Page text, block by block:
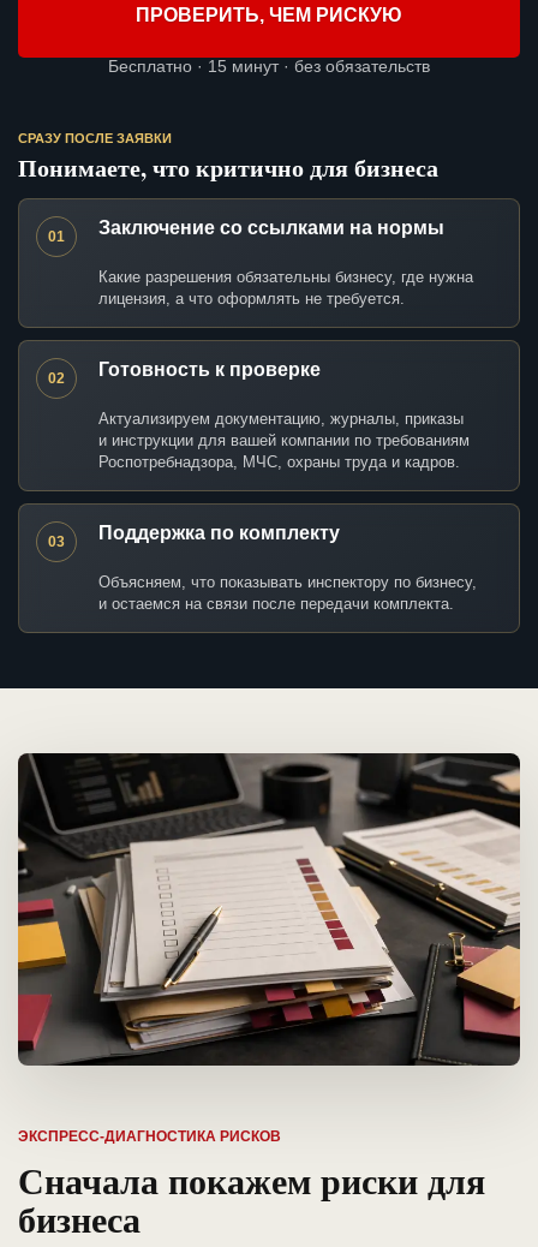
ПРОВЕРИТЬ, ЧЕМ РИСКУЮ
Бесплатно · 15 минут · без обязательств
СРАЗУ ПОСЛЕ ЗАЯВКИ
Понимаете, что критично для бизнеса
01 Заключение со ссылками на нормы
Какие разрешения обязательны бизнесу, где нужна
лицензия, а что оформлять не требуется.
02 Готовность к проверке
Актуализируем документацию, журналы, приказы
и инструкции для вашей компании по требованиям
Роспотребнадзора, МЧС, охраны труда и кадров.
03 Поддержка по комплекту
Объясняем, что показывать инспектору по бизнесу,
и остаемся на связи после передачи комплекта.
ЭКСПРЕСС-ДИАГНОСТИКА РИСКОВ
Сначала покажем риски для
бизнеса